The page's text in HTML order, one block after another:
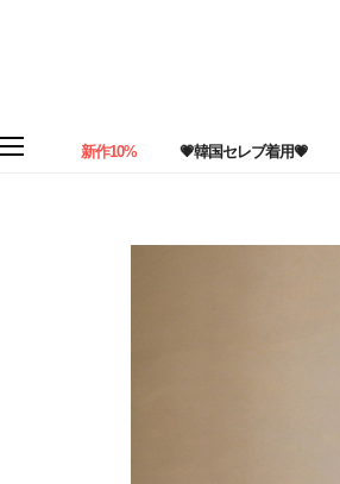
新作10% 💗韓国セレブ着用💗